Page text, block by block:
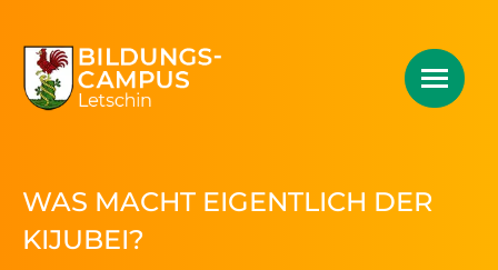
WAS MACHT EIGENTLICH DER
KIJUBEI?